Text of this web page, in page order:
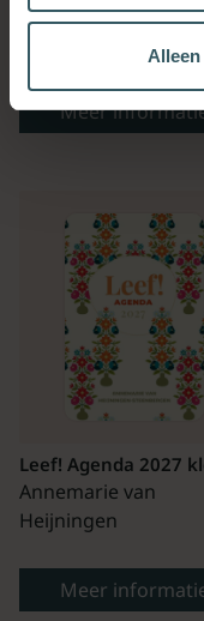
Meer
Leef! Agenda 2027
Annemarie van
Heijningen
Meer